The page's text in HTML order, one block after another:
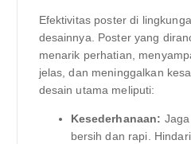
Efektivitas poster di
desainnya. Poster yang
menarik perhatian,
jelas, dan meninggalkan
desain utama meliputi:
Kesederhanaan:
bersih dan rapi.